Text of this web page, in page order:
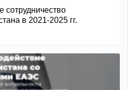
сотрудничество
в 2021-2025 гг.